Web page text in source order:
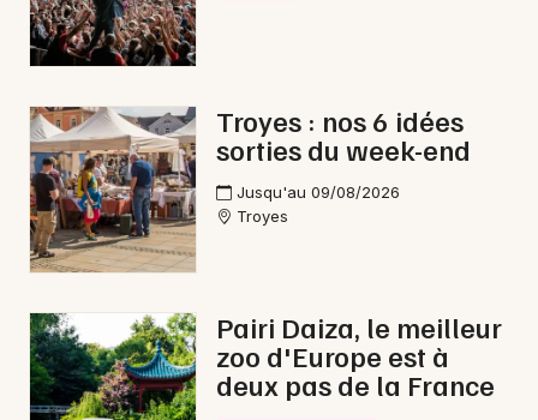
Nuit des Musées en Champagne-Ardenne
Newsletter des sorties
Actus à Bar-sur-Aube
Magazine à Bar-sur-Aube
Troyes : nos 6 idées
sorties du week-end
Jusqu'au 09/08/2026
Troyes
Pairi Daiza, le meilleur
zoo d'Europe est à
deux pas de la France